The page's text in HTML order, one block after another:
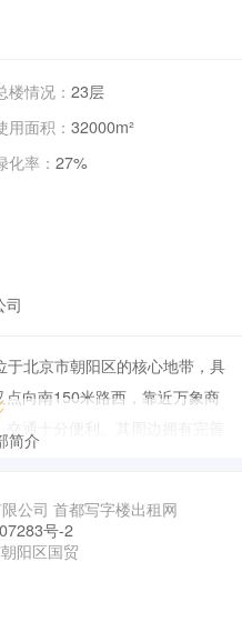
楼情况： 23层
用面积： 32000m²
化率： 27%
司
北京市朝阳区的核心地带，具
向南150米路西，靠近万象商
通十分便利。其周边拥有完善
计由优地联合完成，物业公司
楼以其现代化的设计和优质的
简介
公司 首都写字楼出租网
号-2
阳区国贸